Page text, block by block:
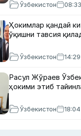
Ўзбекистон
Ҳокимлар қандай
ўқишни тавсия
Ўзбекистон
Расул Жўраев
ҳокими этиб
Ўзбекистон